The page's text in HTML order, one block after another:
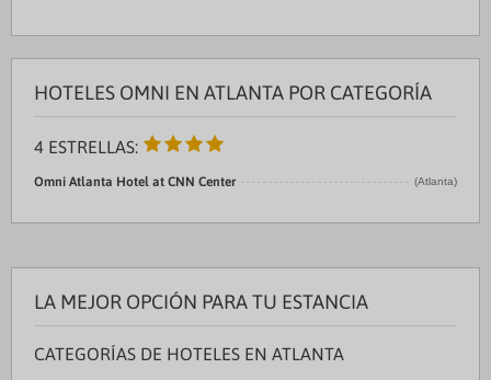
HOTELES OMNI EN ATLANTA POR CATEGORÍA
4 ESTRELLAS:
Omni Atlanta Hotel at CNN Center (Atlanta)
LA MEJOR OPCIÓN PARA TU ESTANCIA
CATEGORÍAS DE HOTELES EN ATLANTA